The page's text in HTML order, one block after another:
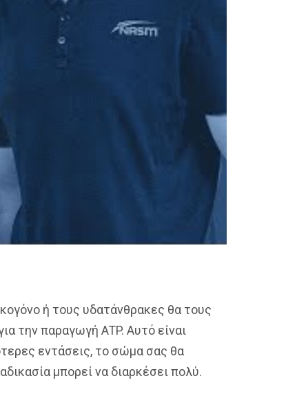
ή τους υδατάνθρακες θα τους
την παραγωγή ATP. Αυτό είναι
εντάσεις, το σώμα σας θα
μπορεί να διαρκέσει πολύ.